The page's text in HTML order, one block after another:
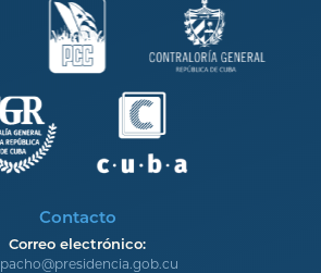
Contacto
Correo electrónico: